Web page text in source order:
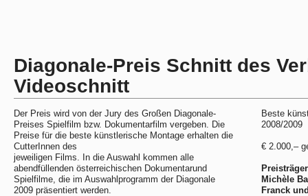
Diagonale-Preis Schnitt des
Videoschnitt
Der Preis wird von der Jury des Großen Diagonale-
Preises Spielfilm bzw. Dokumentarfilm vergeben. Die
Preise für die beste künstlerische Montage erhalten die
CutterInnen des
jeweiligen Films. In die Auswahl kommen alle
abendfüllenden österreichischen Dokumentarund
Spielfilme, die im Auswahlprogramm der Diagonale
2009 präsentiert werden.
Beste
2008/2009
€ 2.000,–
Michèle
Franck